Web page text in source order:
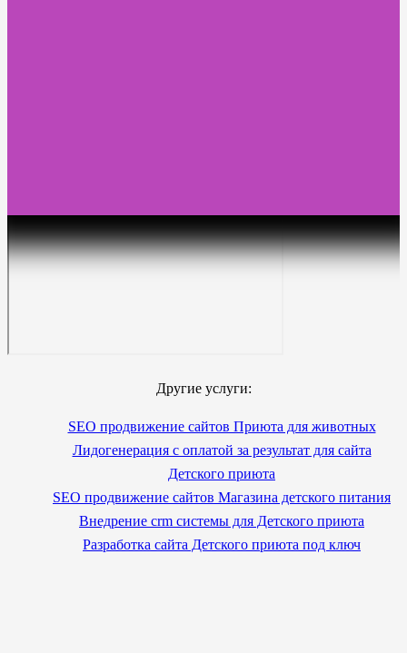
Другие услуги:
SEO продвижение сайтов Приюта для животных
Лидогенерация с оплатой за результат для сайта
Детского приюта
SEO продвижение сайтов Магазина детского питания
Внедрение crm системы для Детского приюта
Разработка сайта Детского приюта под ключ